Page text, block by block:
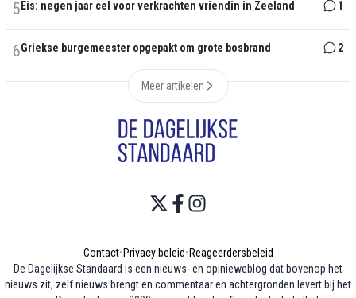
5 Eis: negen jaar cel voor verkrachten vriendin in Zeeland 1
6Griekse burgemeester opgepakt om grote bosbrand 2
Meer artikelen
Contact•Privacy beleid•Reageerdersbeleid
De Dagelijkse Standaard is een nieuws- en opinieweblog dat bovenop het
nieuws zit, zelf nieuws brengt en commentaar en achtergronden levert bij het